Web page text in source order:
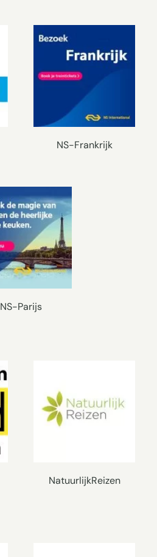
NS-Frankrijk
NS-Parijs
NatuurlijkReizen